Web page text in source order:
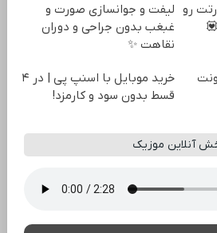
رو
لیفت و جوانسازی صورت و
غبغب بدون جراحی و دوران
نقاهت ✨
خرید موبایل با اسنپ پی | در ۴
قسط بدون سود و کارمزد!
آنلاین موزیک